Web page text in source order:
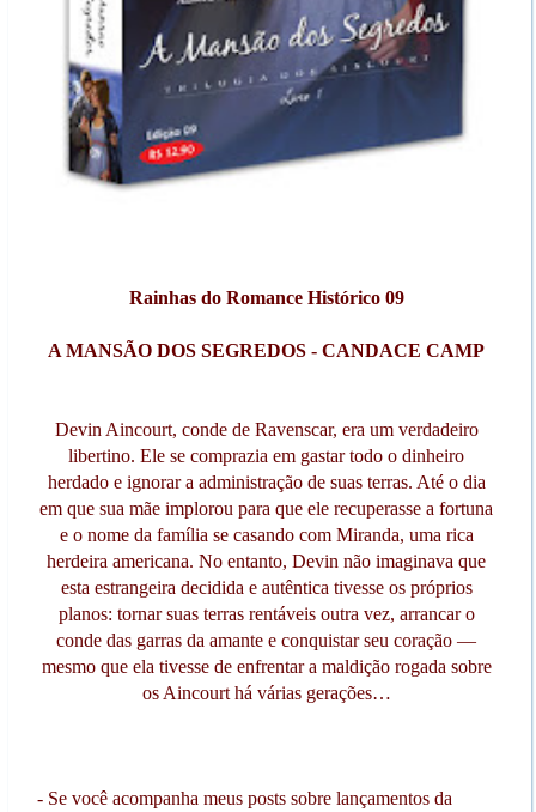
Rainhas do Romance Histórico 09
A MANSÃO DOS SEGREDOS - CANDACE CAMP
Devin Aincourt, conde de Ravenscar, era um verdadeiro
libertino. Ele se comprazia em gastar todo o dinheiro
herdado e ignorar a administração de suas terras. Até o dia
em que sua mãe implorou para que ele recuperasse a fortuna
e o nome da família se casando com Miranda, uma rica
herdeira americana. No entanto, Devin não imaginava que
esta estrangeira decidida e autêntica tivesse os próprios
planos: tornar suas terras rentáveis outra vez, arrancar o
conde das garras da amante e conquistar seu coração —
mesmo que ela tivesse de enfrentar a maldição rogada sobre
os Aincourt há várias gerações…
- Se você acompanha meus posts sobre lançamentos da